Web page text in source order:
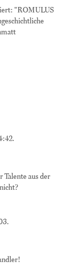
"ROMULUS
Talente aus der